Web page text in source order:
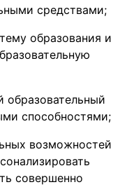
средствами;
образования и
образовательный
способностями;
возможностей
совершенно